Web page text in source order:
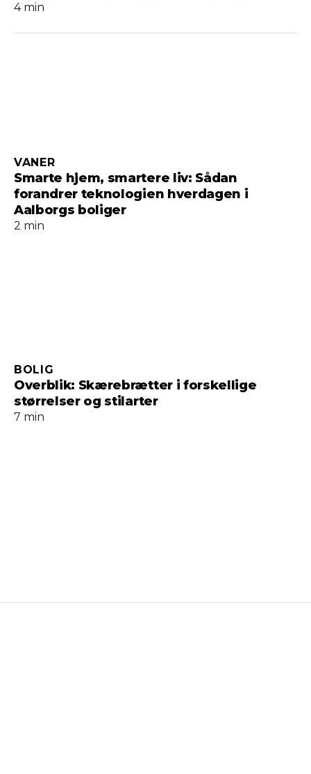
4 min
Smarte hjem, smartere liv: Sådan
forandrer teknologien hverdagen i
Aalborgs boliger
VANER
2 min
Overblik: Skærebrætter i forskellige
størrelser og stilarter
BOLIG
7 min